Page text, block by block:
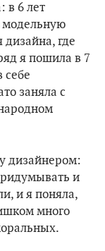
в 6 лет
модельную
где
я пошила в 7
себе
заняла с
дизайнером:
и
и я поняла,
много